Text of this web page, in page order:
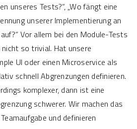
unseres Tests?“, „Wo fängt eine
unserer Implementierung an
Vor allem bei den Module-Tests
so trivial. Hat unsere
UI oder einen Microservice als
schnell Abgrenzungen definieren.
komplexer, dann ist eine
schwerer. Wir machen das
und definieren